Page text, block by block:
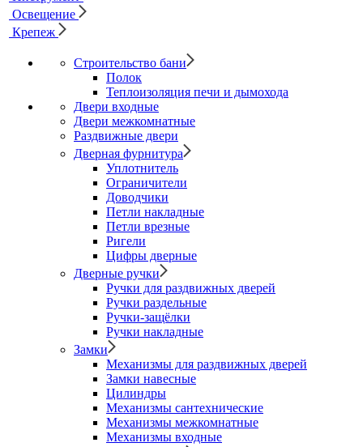
Освещение
Крепеж
Строительство бани
Полок
Теплоизоляция печи и дымохода
Двери входные
Двери межкомнатные
Раздвижные двери
Дверная фурнитура
Уплотнитель
Ограничители
Доводчики
Петли накладные
Петли врезные
Ригели
Цифры дверные
Дверные ручки
Ручки для раздвижных дверей
Ручки раздельные
Ручки-защёлки
Ручки накладные
Замки
Механизмы для раздвижных дверей
Замки навесные
Цилиндры
Механизмы сантехнические
Механизмы межкомнатные
Механизмы входные